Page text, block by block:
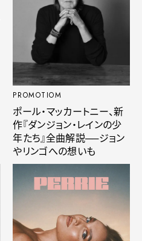
PROMOTIOM
ポール・マッカートニー、新
作『ダンジョン・レインの少
年たち』全曲解説──ジョン
やリンゴへの想いも